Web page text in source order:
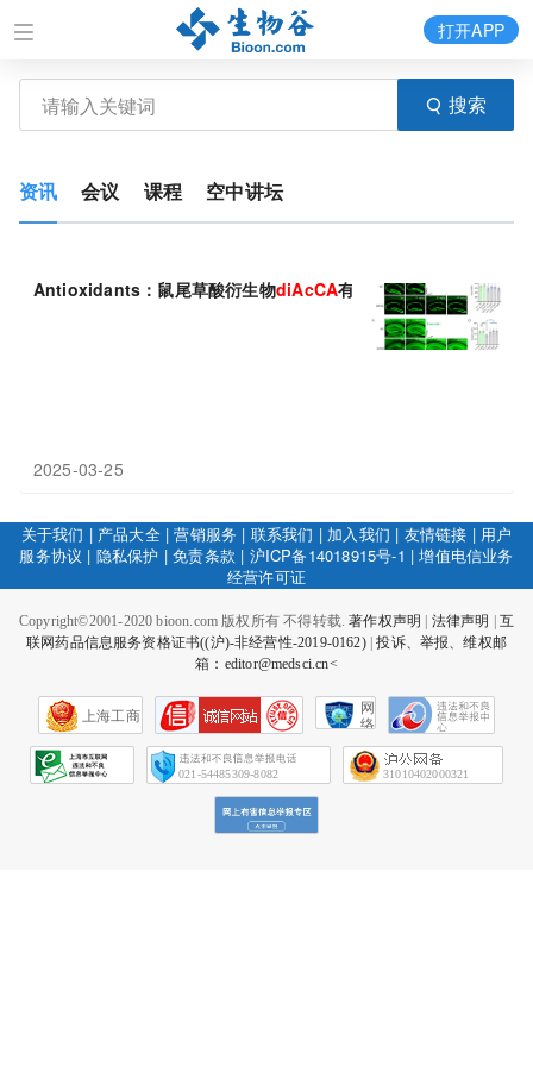
搜索
打开APP
资讯 会议 课程 空中讲坛
Antioxidants：鼠尾草酸衍生物diAcCA有望用于治疗阿尔茨海默
2025-03-25
关于我们 | 产品大全|营销服务 | 联系我们 | 加入我们 | 友情链接 | 用户
服务协议 | 隐私保护 |免责条款 | 沪ICP备14018915号-1 |增值电信业务
经营许可证
Copyright©2001-2020 bioon.com 版权所有 不得转载.著作权声明 法律声明
互
联网药品信息服务资格证书((沪)-非经营性-2019-0162)|投诉、举报、维权邮
箱：editor@medsci.cn<
上海工商
网
络
会
征
021-54485309-8082 31010402000321